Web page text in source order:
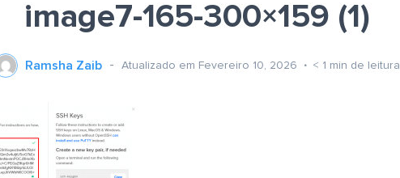
image7-165-300×159 (1)
Ramsha Zaib Atualizado em Fevereiro 10, 2026 < 1 min de leitura